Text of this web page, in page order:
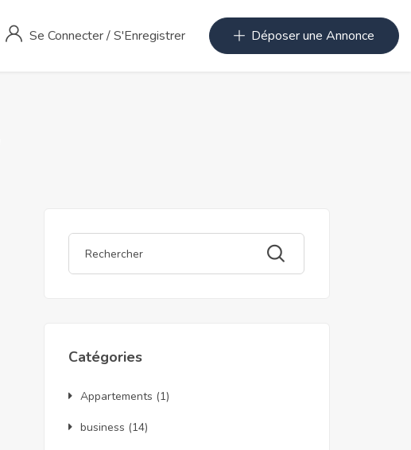
Se Connecter/S'Enregistrer Déposer une Annonce
Catégories
Appartements (1)
business (14)